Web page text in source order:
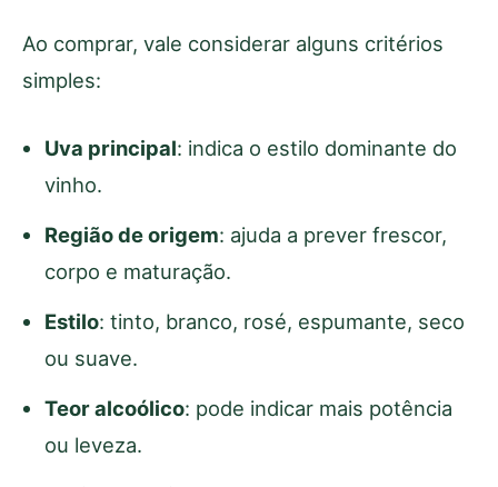
Ao comprar, vale considerar alguns critérios
simples:
Uva principal: indica o estilo dominante do
vinho.
Região de origem: ajuda a prever frescor,
corpo e maturação.
Estilo: tinto, branco, rosé, espumante, seco
ou suave.
Teor alcoólico: pode indicar mais potência
ou leveza.